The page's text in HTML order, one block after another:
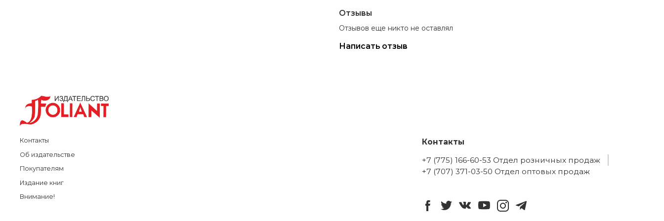
Отзывы
Отзывов еще никто не оставлял
Написать отзыв
Контакты
Об издательстве
Покупателям
Издание книг
Внимание!
Контакты
+7 (775) 166-60-53 Отдел розничных продаж
+7 (707) 371-03-50 Отдел оптовых продаж